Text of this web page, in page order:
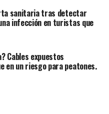
sanitaria tras detectar
infección en turistas que
Cables expuestos
en un riesgo para peatones.